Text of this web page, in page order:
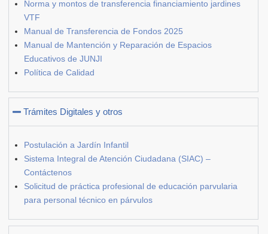
Norma y montos de transferencia financiamiento jardines
VTF
Manual de Transferencia de Fondos 2025
Manual de Mantención y Reparación de Espacios
Educativos de JUNJI
Política de Calidad
Trámites Digitales y otros
Postulación a Jardín Infantil
Sistema Integral de Atención Ciudadana (SIAC) –
Contáctenos
Solicitud de práctica profesional de educación parvularia
para personal técnico en párvulos